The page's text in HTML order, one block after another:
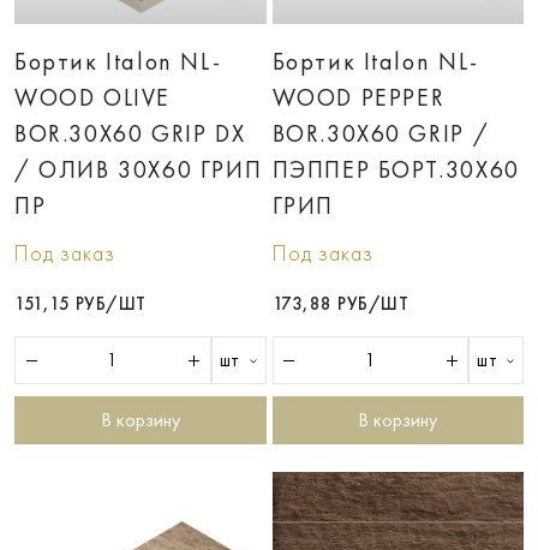
Бортик Italon NL-
WOOD OLIVE
BOR.30X60 GRIP DX
/ ОЛИВ 30X60 ГРИП
ПР
Под заказ
151,15 РУБ/ШТ
шт
В корзину
Бортик Italon NL-
WOOD PEPPER
BOR.30X60 GRIP /
ПЭППЕР БОРT.30X60
ГРИП
Под заказ
173,88 РУБ/ШТ
шт
В корзину